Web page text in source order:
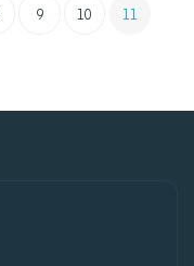
9 10 11